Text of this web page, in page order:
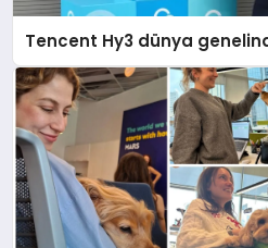
Tencent Hy3 dünya